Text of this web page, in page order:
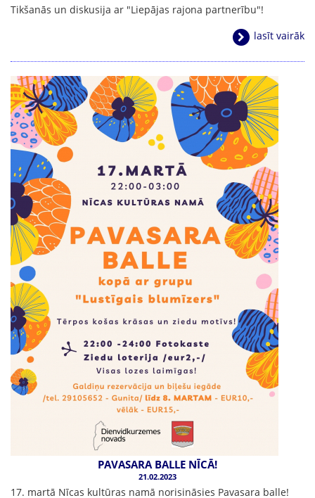
Tikšanās un diskusija ar "Liepājas rajona partnerību"!
lasīt vairāk
PAVASARA BALLE NĪCĀ!
21.02.2023
17. martā Nīcas kultūras namā norisināsies Pavasara balle!